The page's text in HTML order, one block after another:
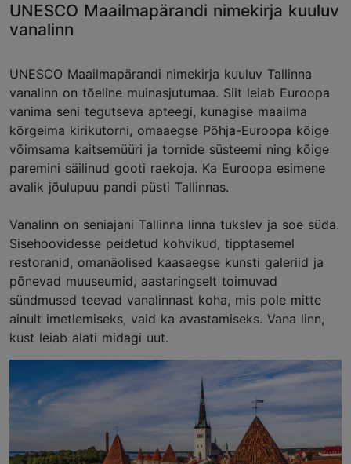
UNESCO Maailmapärandi nimekirja kuuluv
vanalinn
UNESCO Maailmapärandi nimekirja kuuluv Tallinna
vanalinn on tõeline muinasjutumaa. Siit leiab Euroopa
vanima seni tegutseva apteegi, kunagise maailma
kõrgeima kirikutorni, omaaegse Põhja-Euroopa kõige
võimsama kaitsemüüri ja tornide süsteemi ning kõige
paremini säilinud gooti raekoja. Ka Euroopa esimene
avalik jõulupuu pandi püsti Tallinnas.
Vanalinn on seniajani Tallinna linna tukslev ja soe süda.
Sisehoovidesse peidetud kohvikud, tipptasemel
restoranid, omanäolised kaasaegse kunsti galeriid ja
põnevad muuseumid, aastaringselt toimuvad
sündmused teevad vanalinnast koha, mis pole mitte
ainult imetlemiseks, vaid ka avastamiseks. Vana linn,
kust leiab alati midagi uut.